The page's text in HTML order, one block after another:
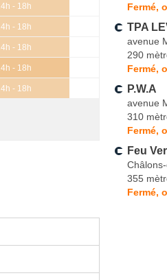
- 18h
- 18h
- 18h
- 18h
- 18h
Fermé,
TPA
avenue
290
Fermé,
P.W.A
avenue
310
Fermé,
Feu
355
Fermé,